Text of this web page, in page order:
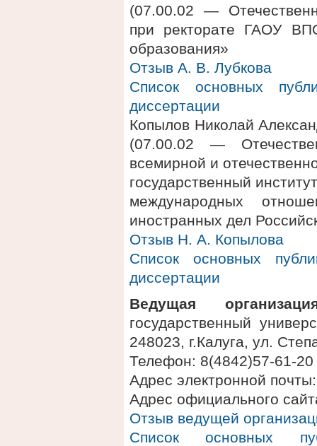
(07.00.02 —
при ректорате ГАОУ
образования»
Отзыв А. В. Лубкова
Список основных
диссертации
Копылов Николай
(07.00.02 —
всемирной и
государственный институт
международных
иностранных дел
Отзыв Н. А. Копылова
Список основных
диссертации
Ведущая
государственный
248023, г.Калуга, ул.
Телефон: 8(4842)57-61-20
Адрес электронной
Адрес официального
Отзыв ведущей
Список основных